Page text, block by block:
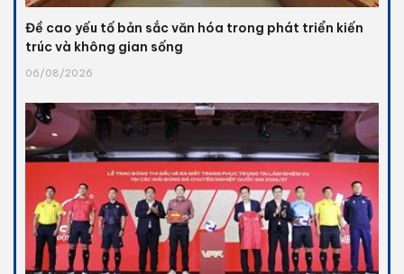
Đề cao yếu tố bản sắc văn hóa trong phát triển kiến
trúc và không gian sống
06/08/2026